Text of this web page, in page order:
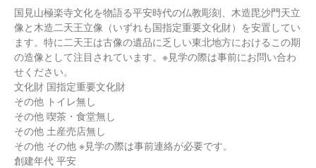
国見山極楽寺文化を物語る平安時代の仏教彫刻、木造毘沙門天立
像と木造二天王立像（いずれも国指定重要文化財）を安置してい
ます。特に二天王は古像の遺品に乏しい東北地方におけるこの期
の造像として注目されています。※見学の際は事前にお問い合わ
せください。
文化財 国指定重要文化財
その他 トイレ無し
その他 喫茶・食堂無し
その他 土産売店無し
その他 その他 ※見学の際は事前連絡が必要です。
創建年代 平安